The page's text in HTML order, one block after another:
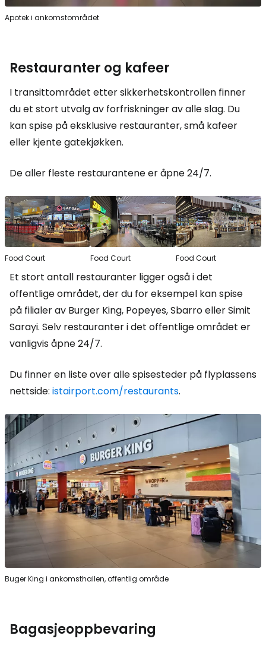
Apotek i ankomstområdet
Restauranter og kafeer
I transittområdet etter sikkerhetskontrollen finner
du et stort utvalg av forfriskninger av alle slag. Du
kan spise på eksklusive restauranter, små kafeer
eller kjente gatekjøkken.
De aller fleste restaurantene er åpne 24/7.
Food Court Food Court Food Court
Et stort antall restauranter ligger også i det
offentlige området, der du for eksempel kan spise
på filialer av Burger King, Popeyes, Sbarro eller Simit
Sarayi. Selv restauranter i det offentlige området er
vanligvis åpne 24/7.
Du finner en liste over alle spisesteder på flyplassens
nettside: istairport.com/restaurants.
Buger King i ankomsthallen, offentlig område
Bagasjeoppbevaring